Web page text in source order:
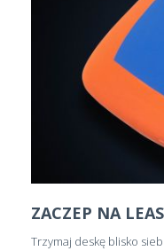
ZACZEP NA
Trzymaj deskę blisko